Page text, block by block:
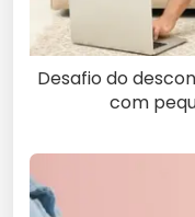
Desafio do
com